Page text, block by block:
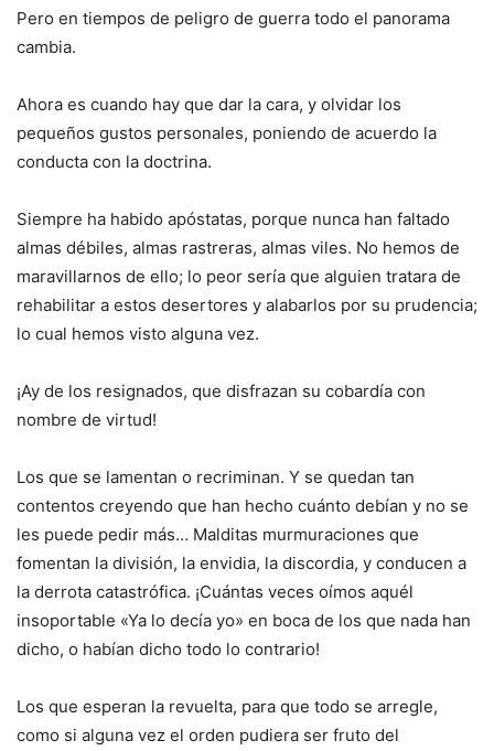
Pero en tiempos de peligro de guerra todo el panorama
cambia.
Ahora es cuando hay que dar la cara, y olvidar los
pequeños gustos personales, poniendo de acuerdo la
conducta con la doctrina.
Siempre ha habido apóstatas, porque nunca han faltado
almas débiles, almas rastreras, almas viles. No hemos de
maravillarnos de ello; lo peor sería que alguien tratara de
rehabilitar a estos desertores y alabarlos por su prudencia;
lo cual hemos visto alguna vez.
¡Ay de los resignados, que disfrazan su cobardía con
nombre de virtud!
Los que se lamentan o recriminan. Y se quedan tan
contentos creyendo que han hecho cuánto debían y no se
les puede pedir más… Malditas murmuraciones que
fomentan la división, la envidia, la discordia, y conducen a
la derrota catastrófica. ¡Cuántas veces oímos aquél
insoportable «Ya lo decía yo» en boca de los que nada han
dicho, o habían dicho todo lo contrario!
Los que esperan la revuelta, para que todo se arregle,
como si alguna vez el orden pudiera ser fruto del